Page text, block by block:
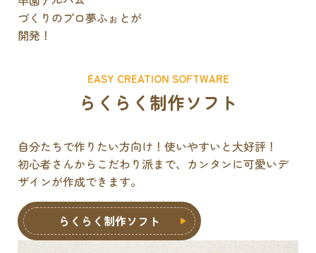
づくりのプロ夢ふぉとが
開発！
EASY CREATION SOFTWARE
らくらく制作ソフト
自分たちで作りたい方向け！使いやすいと大好評！
初心者さんからこだわり派まで、カンタンに可愛いデ
ザインが作成できます。
らくらく制作ソフト